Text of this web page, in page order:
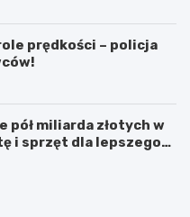
prędkości – policja
pół miliarda złotych w
i sprzęt dla lepszego